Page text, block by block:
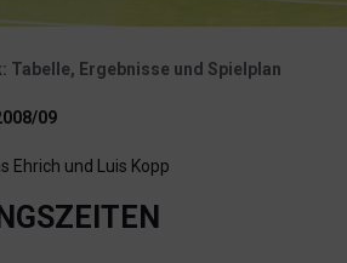
Tabelle, Ergebnisse und Spielplan
09
Ehrich und Luis Kopp